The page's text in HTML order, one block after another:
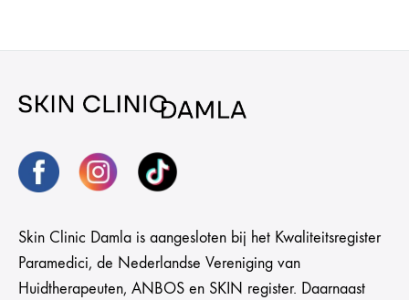
Skin Clinic Damla is aangesloten bij het Kwaliteitsregister
Paramedici, de Nederlandse Vereniging van
Huidtherapeuten, ANBOS en SKIN register. Daarnaast